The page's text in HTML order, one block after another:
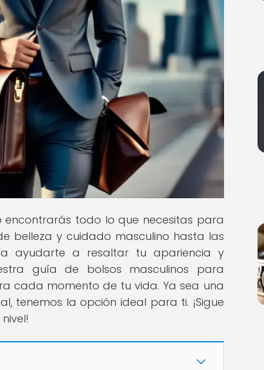
encontrarás todo lo que necesitas para
belleza y cuidado masculino hasta las
ayudarte a resaltar tu apariencia y
guía de bolsos masculinos para
cada momento de tu vida. Ya sea una
tenemos la opción ideal para ti. ¡Sigue